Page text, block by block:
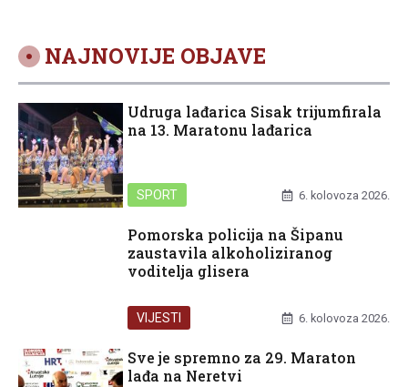
NAJNOVIJE OBJAVE
Udruga lađarica Sisak trijumfirala
na 13. Maratonu lađarica
SPORT 6. kolovoza 2026.
Pomorska policija na Šipanu
zaustavila alkoholiziranog
voditelja glisera
VIJESTI 6. kolovoza 2026.
Sve je spremno za 29. Maraton
lađa na Neretvi